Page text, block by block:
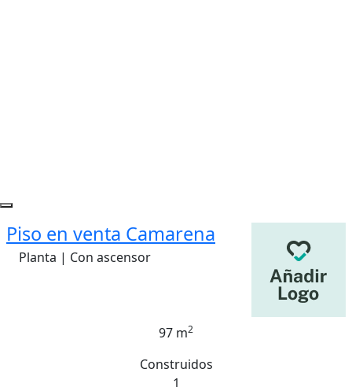
Piso en venta Camarena
Planta | Con ascensor
97 m2
Construidos
1